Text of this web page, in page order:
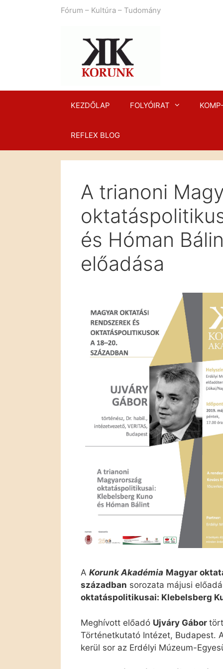
Fórum – Kultúra – Tudomány
KEZDŐLAP FOLYÓIRAT
REFLEX BLOG
A trianoni
és Hóman
előadása
A Korunk Akadémia Magyar
században sorozata májusi
oktatáspolitikusai: Klebelsberg
Meghívott előadó Ujváry Gábor
Történetkutató Intézet, Budapest.
kerül sor az Erdélyi Múzeum-